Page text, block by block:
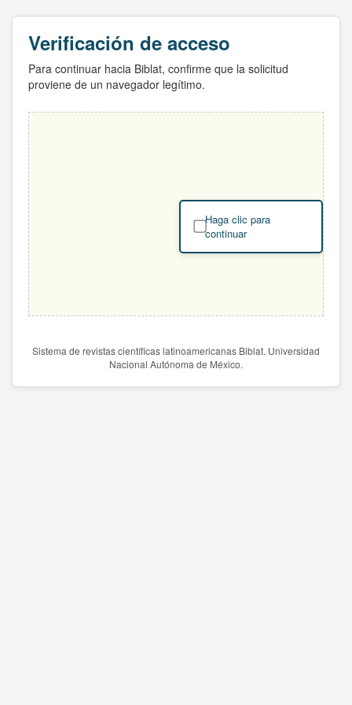
Verificación de acceso
Para continuar hacia Biblat, confirme que la solicitud
proviene de un navegador legítimo.
Haga clic para
continuar
Sistema de revistas científicas latinoamericanas Biblat. Universidad
Nacional Autónoma de México.